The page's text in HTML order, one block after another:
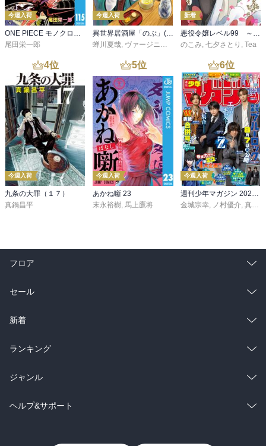
今週入荷
ONE PIECE モノクロ版 115
尾田栄一郎
今週入荷
異世界居酒屋「のぶ」(22)
蝉川夏哉, ヴァージニア二等兵 ,転
新着
悪役令嬢レベル99 ～私は裏ボスですが魔王ではありません～ その６
のこみ, 七夕さとり , Tea
4位
今週入荷
九条の大罪（１７）
真鍋昌平
5位
今週入荷
あかね噺 23
末永裕樹 馬上鷹将
6位
今週入荷
金城宗幸
ノ村優介 真島ヒロ
フロア
総合
ラノベ
雑誌・グラビア
BL・TL
セール
総合
ラノベ
雑誌・グラビア
BL・TL
新着
総合
ラノベ
雑誌・グラビア
ランキング
総合
ラノベ
ジャンル
コミック
ヘルプ&サポート